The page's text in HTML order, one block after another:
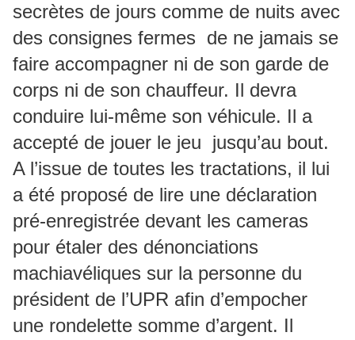
secrètes de jours comme de nuits avec
des consignes fermes de ne jamais se
faire accompagner ni de son garde de
corps ni de son chauffeur. Il devra
conduire lui-même son véhicule. Il a
accepté de jouer le jeu jusqu’au bout.
A l’issue de toutes les tractations, il lui
a été proposé de lire une déclaration
pré-enregistrée devant les cameras
pour étaler des dénonciations
machiavéliques sur la personne du
président de l’UPR afin d’empocher
une rondelette somme d’argent. Il